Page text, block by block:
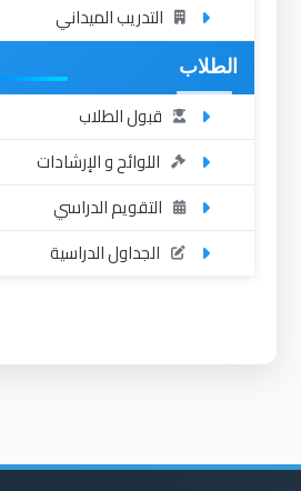
التدريب الميداني
الطلاب
قبول الطلاب
اللوائح و الإرشادات
التقويم الدراسي
الجداول الدراسية